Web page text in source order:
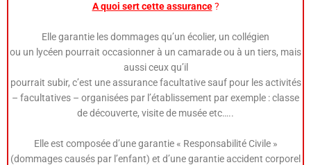
A quoi sert cette assurance?
Elle garantie les dommages qu’un écolier, un collégien
ou un lycéen pourrait occasionner à un camarade ou à un tiers, mais
aussi ceux qu’il
pourrait subir, c’est une assurance facultative sauf pour les activités
– facultatives – organisées par l’établissement par exemple : classe
de découverte, visite de musée etc…..
Elle est composée d’une garantie « Responsabilité Civile »
(dommages causés par l’enfant) et d’une garantie accident corporel